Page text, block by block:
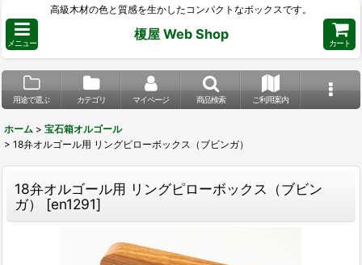
高級木材の色と質感を生かしたコンパクトなボックスです。
メニュー
榎屋 Web Shop
カート
用途で選ぶ カテゴリ マイページ 商品検索 ご利用案内
ホーム > 宝石箱オルゴール
> 18弁オルゴール用 リングピローボックス（ブビンガ）
18弁オルゴール用 リングピローボックス（ブビン
ガ）
[en1291]